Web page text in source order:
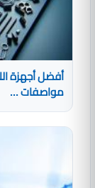
مواصفات ...